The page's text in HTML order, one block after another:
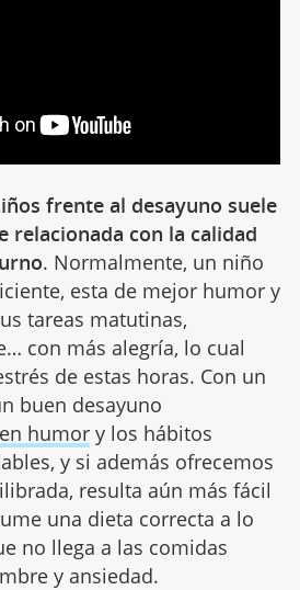
frente al desayuno suele
relacionada con la calidad
. Normalmente, un niño
esta de mejor humor y
tareas matutinas,
con más alegría, lo cual
de estas horas. Con un
buen desayuno
humory los hábitos
y si además ofrecemos
resulta aún más fácil
una dieta correcta a lo
no llega a las comidas
y ansiedad.